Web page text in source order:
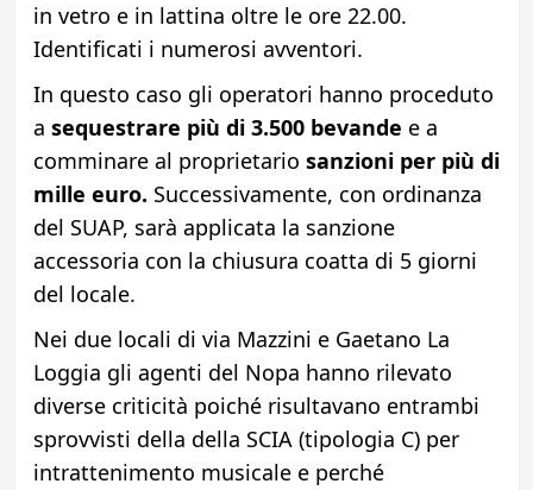
in vetro e in lattina oltre le ore 22.00.
Identificati i numerosi avventori.
In questo caso gli operatori hanno proceduto
a sequestrare più di 3.500 bevande e a
comminare al proprietario sanzioni per più di
mille euro. Successivamente, con ordinanza
del SUAP, sarà applicata la sanzione
accessoria con la chiusura coatta di 5 giorni
del locale.
Nei due locali di via Mazzini e Gaetano La
Loggia gli agenti del Nopa hanno rilevato
diverse criticità poiché risultavano entrambi
sprovvisti della della SCIA (tipologia C) per
intrattenimento musicale e perché